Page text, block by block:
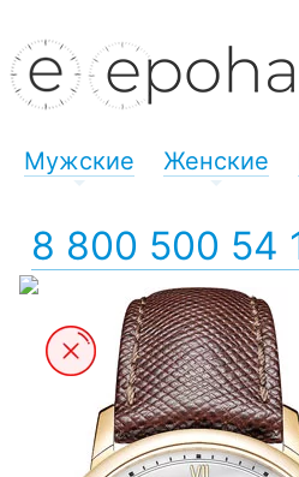
Мужские Женские
8 800 500 54